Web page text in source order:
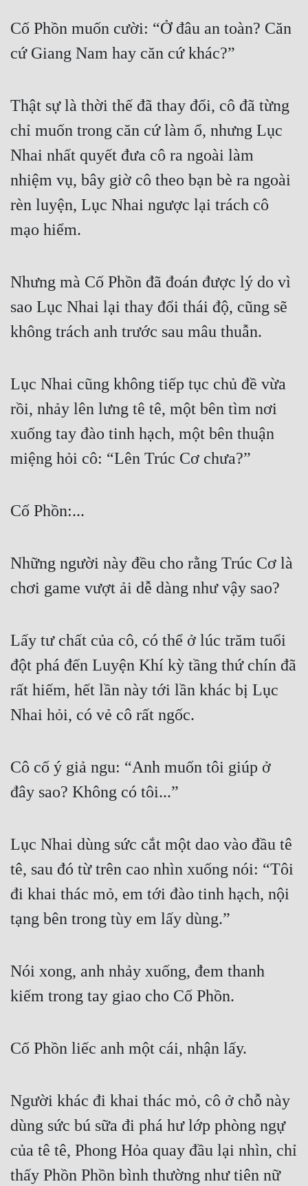
Cố Phồn muốn cười: “Ở đâu an toàn? Căn
cứ Giang Nam hay căn cứ khác?”
Thật sự là thời thế đã thay đổi, cô đã từng
chỉ muốn trong căn cứ làm ổ, nhưng Lục
Nhai nhất quyết đưa cô ra ngoài làm
nhiệm vụ, bây giờ cô theo bạn bè ra ngoài
rèn luyện, Lục Nhai ngược lại trách cô
mạo hiểm.
Nhưng mà Cố Phồn đã đoán được lý do vì
sao Lục Nhai lại thay đổi thái độ, cũng sẽ
không trách anh trước sau mâu thuẫn.
Lục Nhai cũng không tiếp tục chủ đề vừa
rồi, nhảy lên lưng tê tê, một bên tìm nơi
xuống tay đào tinh hạch, một bên thuận
miệng hỏi cô: “Lên Trúc Cơ chưa?”
Cố Phồn:...
Những người này đều cho rằng Trúc Cơ là
chơi game vượt ải dễ dàng như vậy sao?
Lấy tư chất của cô, có thể ở lúc trăm tuổi
đột phá đến Luyện Khí kỳ tầng thứ chín đã
rất hiếm, hết lần này tới lần khác bị Lục
Nhai hỏi, có vẻ cô rất ngốc.
Cô cố ý giả ngu: “Anh muốn tôi giúp ở
đây sao? Không có tôi...”
Lục Nhai dùng sức cắt một dao vào đầu tê
tê, sau đó từ trên cao nhìn xuống nói: “Tôi
đi khai thác mỏ, em tới đào tinh hạch, nội
tạng bên trong tùy em lấy dùng.”
Nói xong, anh nhảy xuống, đem thanh
kiếm trong tay giao cho Cố Phồn.
Cố Phồn liếc anh một cái, nhận lấy.
Người khác đi khai thác mỏ, cô ở chỗ này
dùng sức bú sữa đi phá hư lớp phòng ngự
của tê tê, Phong Hỏa quay đầu lại nhìn, chỉ
thấy Phồn Phồn bình thường như tiên nữ